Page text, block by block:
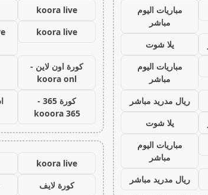
مباريات اليوم
مباشر
يلا شوت
مباريات اليوم
مباشر
ريال مدريد مباشر
يلا شوت
مباريات اليوم
مباشر
ريال مدريد مباشر
koora live
koora live
كورة اون لاين -
koora onl
كورة 365 -
kooora 365
koora live
كورة لايف